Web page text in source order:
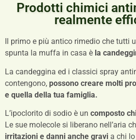
Prodotti chimici
realmente
Il primo e più antico rimedio che tutti
spunta la muffa in casa è la
La candeggina ed i classici spray
contengono, possono creare molti
e quella della tua famiglia.
L’ipoclorito di sodio è un composto
Le sue molecole si liberano nell’aria
irritazioni e danni anche gravi a chi